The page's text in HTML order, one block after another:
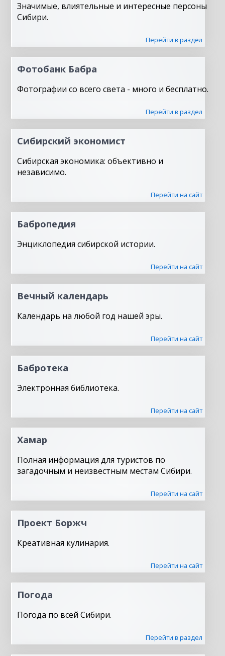
Значимые, влиятельные и интересные персоны
Сибири.
Перейти в раздел
Фотобанк Бабра
Фотографии со всего света - много и бесплатно.
Перейти в раздел
Сибирский экономист
Сибирская экономика: объективно и
независимо.
Перейти на сайт
Бабропедия
Энциклопедия сибирской истории.
Перейти на сайт
Вечный календарь
Календарь на любой год нашей эры.
Перейти на сайт
Бабротека
Электронная библиотека.
Перейти на сайт
Хамар
Полная информация для туристов по
загадочным и неизвестным местам Сибири.
Перейти на сайт
Проект Боржч
Креативная кулинария.
Перейти на сайт
Погода
Погода по всей Сибири.
Перейти в раздел